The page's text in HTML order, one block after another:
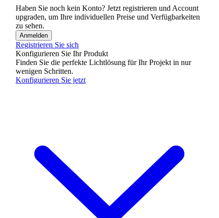
Haben Sie noch kein Konto? Jetzt registrieren und Account
upgraden, um Ihre individuellen Preise und Verfügbarkeiten
zu sehen.
Anmelden
Registrieren Sie sich
Konfigurieren Sie Ihr Produkt
Finden Sie die perfekte Lichtlösung für Ihr Projekt in nur
wenigen Schritten.
Konfigurieren Sie jetzt